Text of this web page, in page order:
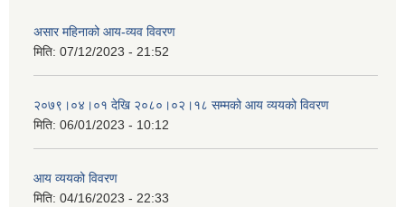
असार महिनाको आय-व्यव विवरण
मिति: 07/12/2023 - 21:52
२०७९।०४।०१ देखि २०८०।०२।१८ सम्मको आय व्ययको विवरण
मिति: 06/01/2023 - 10:12
आय व्ययको विवरण
मिति: 04/16/2023 - 22:33